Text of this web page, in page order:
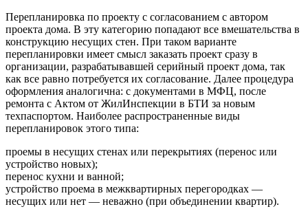
Перепланировка по проекту с согласованием с автором
проекта дома. В эту категорию попадают все вмешательства в
конструкцию несущих стен. При таком варианте
перепланировки имеет смысл заказать проект сразу в
организации, разрабатывавшей серийный проект дома, так
как все равно потребуется их согласование. Далее процедура
оформления аналогична: с документами в МФЦ, после
ремонта с Актом от ЖилИнспекции в БТИ за новым
техпаспортом. Наиболее распространенные виды
перепланировок этого типа:
проемы в несущих стенах или перекрытиях (перенос или
устройство новых);
перенос кухни и ванной;
устройство проема в межквартирных перегородках —
несущих или нет — неважно (при объединении квартир).